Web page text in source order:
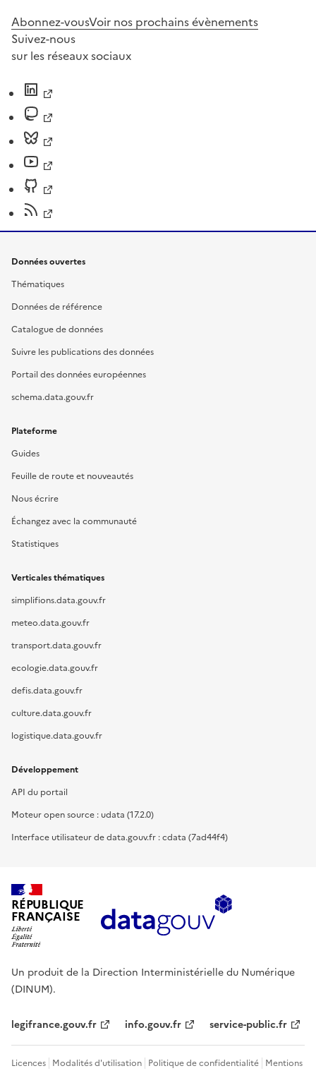
Abonnez-vousVoir nos prochains évènements
Suivez-nous
sur les réseaux sociaux
Données ouvertes
Thématiques
Données de référence
Catalogue de données
Suivre les publications des données
Portail des données européennes
schema.data.gouv.fr
Plateforme
Guides
Feuille de route et nouveautés
Nous écrire
Échangez avec la communauté
Statistiques
Verticales thématiques
simplifions.data.gouv.fr
meteo.data.gouv.fr
transport.data.gouv.fr
ecologie.data.gouv.fr
defis.data.gouv.fr
culture.data.gouv.fr
logistique.data.gouv.fr
Développement
API du portail
Moteur open source : udata (17.2.0)
Interface utilisateur de data.gouv.fr : cdata (7ad44f4)
RÉPUBLIQUE
FRANÇAISE
Un produit de la Direction Interministérielle du Numérique
(DINUM).
legifrance.gouv.fr info.gouv.fr service-public.fr
Licences Modalités d'utilisation Politique de confidentialité Mentions